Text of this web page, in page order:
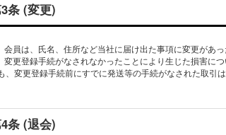
条 (変更)
員は、氏名、住所など当社に届け出た事項に変更があっ
更登録手続がなされなかったことにより生じた損害に
、変更登録手続前にすでに発送等の手続がなされた取引
条 (退会)